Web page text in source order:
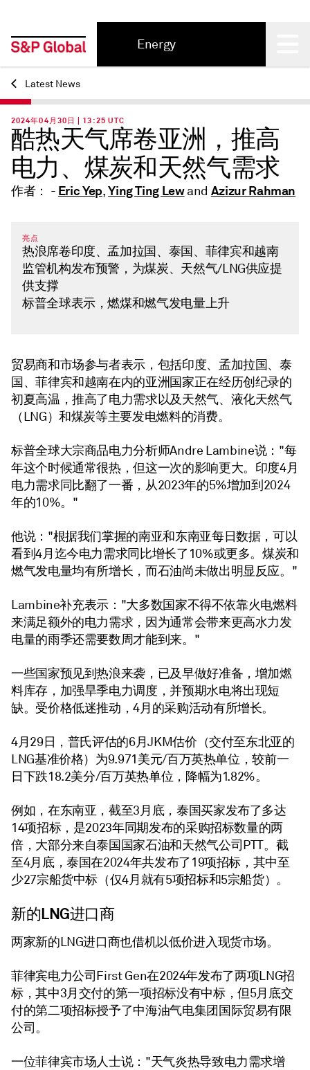
Energy
Back
Latest News
2024年04月30日 | 13:25 UTC
酷热天气席卷亚洲，推高
电力、煤炭和天然气需求
作者： - Eric Yep,Ying Ting Lewand Azizur Rahman
亮点
热浪席卷印度、孟加拉国、泰国、菲律宾和越南
监管机构发布预警，为煤炭、天然气/LNG供应提
供支撑
标普全球表示，燃煤和燃气发电量上升
贸易商和市场参与者表示，包括印度、孟加拉国、泰
国、菲律宾和越南在内的亚洲国家正在经历创纪录的
初夏高温，推高了电力需求以及天然气、液化天然气
（LNG）和煤炭等主要发电燃料的消费。
标普全球大宗商品电力分析师Andre Lambine说："每
年这个时候通常很热，但这一次的影响更大。印度4月
电力需求同比翻了一番，从2023年的5%增加到2024
年的10%。"
他说："根据我们掌握的南亚和东南亚每日数据，可以
看到4月迄今电力需求同比增长了10%或更多。煤炭和
燃气发电量均有所增长，而石油尚未做出明显反应。"
Lambine补充表示："大多数国家不得不依靠火电燃料
来满足额外的电力需求，因为通常会带来更高水力发
电量的雨季还需要数周才能到来。"
一些国家预见到热浪来袭，已及早做好准备，增加燃
料库存，加强旱季电力调度，并预期水电将出现短
缺。受价格低迷推动，4月的采购活动有所增长。
4月29日，普氏评估的6月JKM估价（交付至东北亚的
LNG基准价格）为9.971美元/百万英热单位，较前一
日下跌18.2美分/百万英热单位，降幅为1.82%。
例如，在东南亚，截至3月底，泰国买家发布了多达
14项招标，是2023年同期发布的采购招标数量的两
倍，大部分来自泰国国家石油和天然气公司PTT。截
至4月底，泰国在2024年共发布了19项招标，其中至
少27宗船货中标（仅4月就有5项招标和5宗船货）。
新的LNG进口商
两家新的LNG进口商也借机以低价进入现货市场。
菲律宾电力公司First Gen在2024年发布了两项LNG招
标，其中3月交付的第一项招标没有中标，但5月底交
付的第二项招标授予了中海油气电集团国际贸易有限
公司。
一位菲律宾市场人士说："天气炎热导致电力需求增